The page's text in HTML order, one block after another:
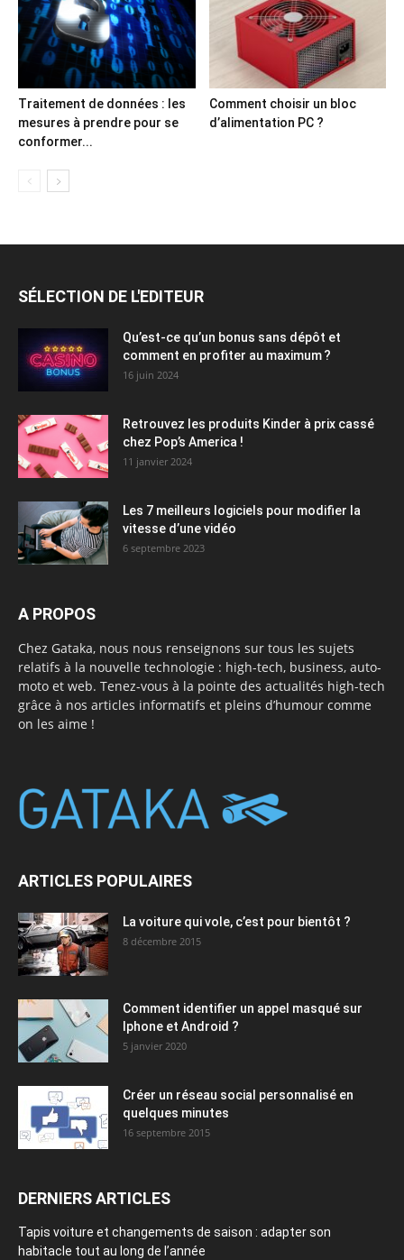
Traitement de données : les
mesures à prendre pour se
conformer...
Comment choisir un bloc
d’alimentation PC ?
SÉLECTION DE L'EDITEUR
Qu’est-ce qu’un bonus sans dépôt et
comment en profiter au maximum ?
16 juin 2024
Retrouvez les produits Kinder à prix cassé
chez Pop’s America !
11 janvier 2024
Les 7 meilleurs logiciels pour modifier la
vitesse d’une vidéo
6 septembre 2023
A PROPOS
Chez Gataka, nous nous renseignons sur tous les sujets
relatifs à la nouvelle technologie : high-tech, business, auto-
moto et web. Tenez-vous à la pointe des actualités high-tech
grâce à nos articles informatifs et pleins d’humour comme
on les aime !
ARTICLES POPULAIRES
La voiture qui vole, c’est pour bientôt ?
8 décembre 2015
Comment identifier un appel masqué sur
Iphone et Android ?
5 janvier 2020
Créer un réseau social personnalisé en
quelques minutes
16 septembre 2015
DERNIERS ARTICLES
Tapis voiture et changements de saison : adapter son
habitacle tout au long de l’année